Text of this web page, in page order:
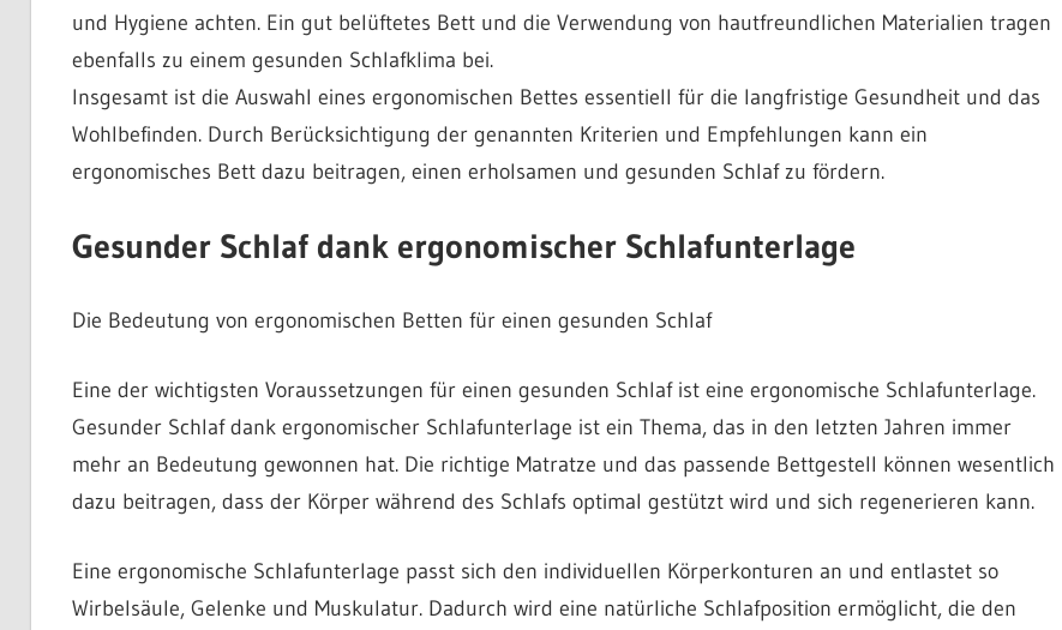
und Hygiene achten. Ein gut belüftetes Bett und die Verwendung von hautfreundlichen Materialien tragen
ebenfalls zu einem gesunden Schlafklima bei.
Insgesamt ist die Auswahl eines ergonomischen Bettes essentiell für die langfristige Gesundheit und das
Wohlbefinden. Durch Berücksichtigung der genannten Kriterien und Empfehlungen kann ein
ergonomisches Bett dazu beitragen, einen erholsamen und gesunden Schlaf zu fördern.
Gesunder Schlaf dank ergonomischer Schlafunterlage
Die Bedeutung von ergonomischen Betten für einen gesunden Schlaf
Eine der wichtigsten Voraussetzungen für einen gesunden Schlaf ist eine ergonomische Schlafunterlage.
Gesunder Schlaf dank ergonomischer Schlafunterlage ist ein Thema, das in den letzten Jahren immer
mehr an Bedeutung gewonnen hat. Die richtige Matratze und das passende Bettgestell können wesentlich
dazu beitragen, dass der Körper während des Schlafs optimal gestützt wird und sich regenerieren kann.
Eine ergonomische Schlafunterlage passt sich den individuellen Körperkonturen an und entlastet so
Wirbelsäule, Gelenke und Muskulatur. Dadurch wird eine natürliche Schlafposition ermöglicht, die den